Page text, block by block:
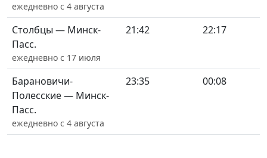
ежедневно с 4 августа
Столбцы — Минск-
Пасс.
ежедневно с 17 июля
21:42 22:17
Барановичи-
Полесские — Минск-
Пасс.
ежедневно с 4 августа
23:35 00:08